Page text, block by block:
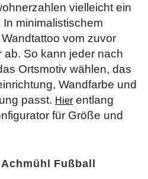
vielleicht ein
minimalistischem
vom zuvor
So kann jeder nach
Ortsmotiv wählen, das
Wandfarbe und
passt. Hier entlang
für Größe und
Fußball